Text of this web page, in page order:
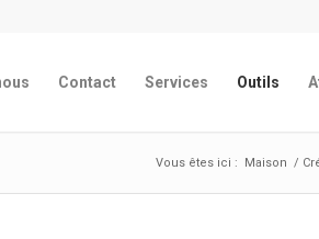
Contact Services Outils
Vous êtes ici : Maison /